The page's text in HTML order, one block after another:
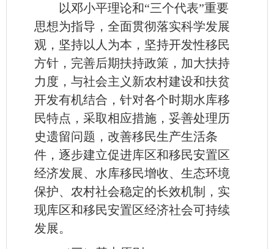
以邓小平理论和“三个代表”重要
思想为指导，全面贯彻落实科学发展
观，坚持以人为本，坚持开发性移民
方针，完善后期扶持政策，加大扶持
力度，与社会主义新农村建设和扶贫
开发有机结合，针对各个时期水库移
民特点，采取相应措施，妥善处理历
史遗留问题，改善移民生产生活条
件，逐步建立促进库区和移民安置区
经济发展、水库移民增收、生态环境
保护、农村社会稳定的长效机制，实
现库区和移民安置区经济社会可持续
发展。